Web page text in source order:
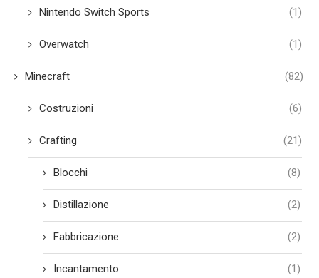
Nintendo Switch Sports (1)
Overwatch (1)
Minecraft (82)
Costruzioni (6)
Crafting (21)
Blocchi (8)
Distillazione (2)
Fabbricazione (2)
Incantamento (1)